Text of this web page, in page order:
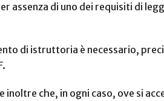
assenza di uno dei requisiti di
di istruttoria è necessario,
inoltre che, in ogni caso, ove si